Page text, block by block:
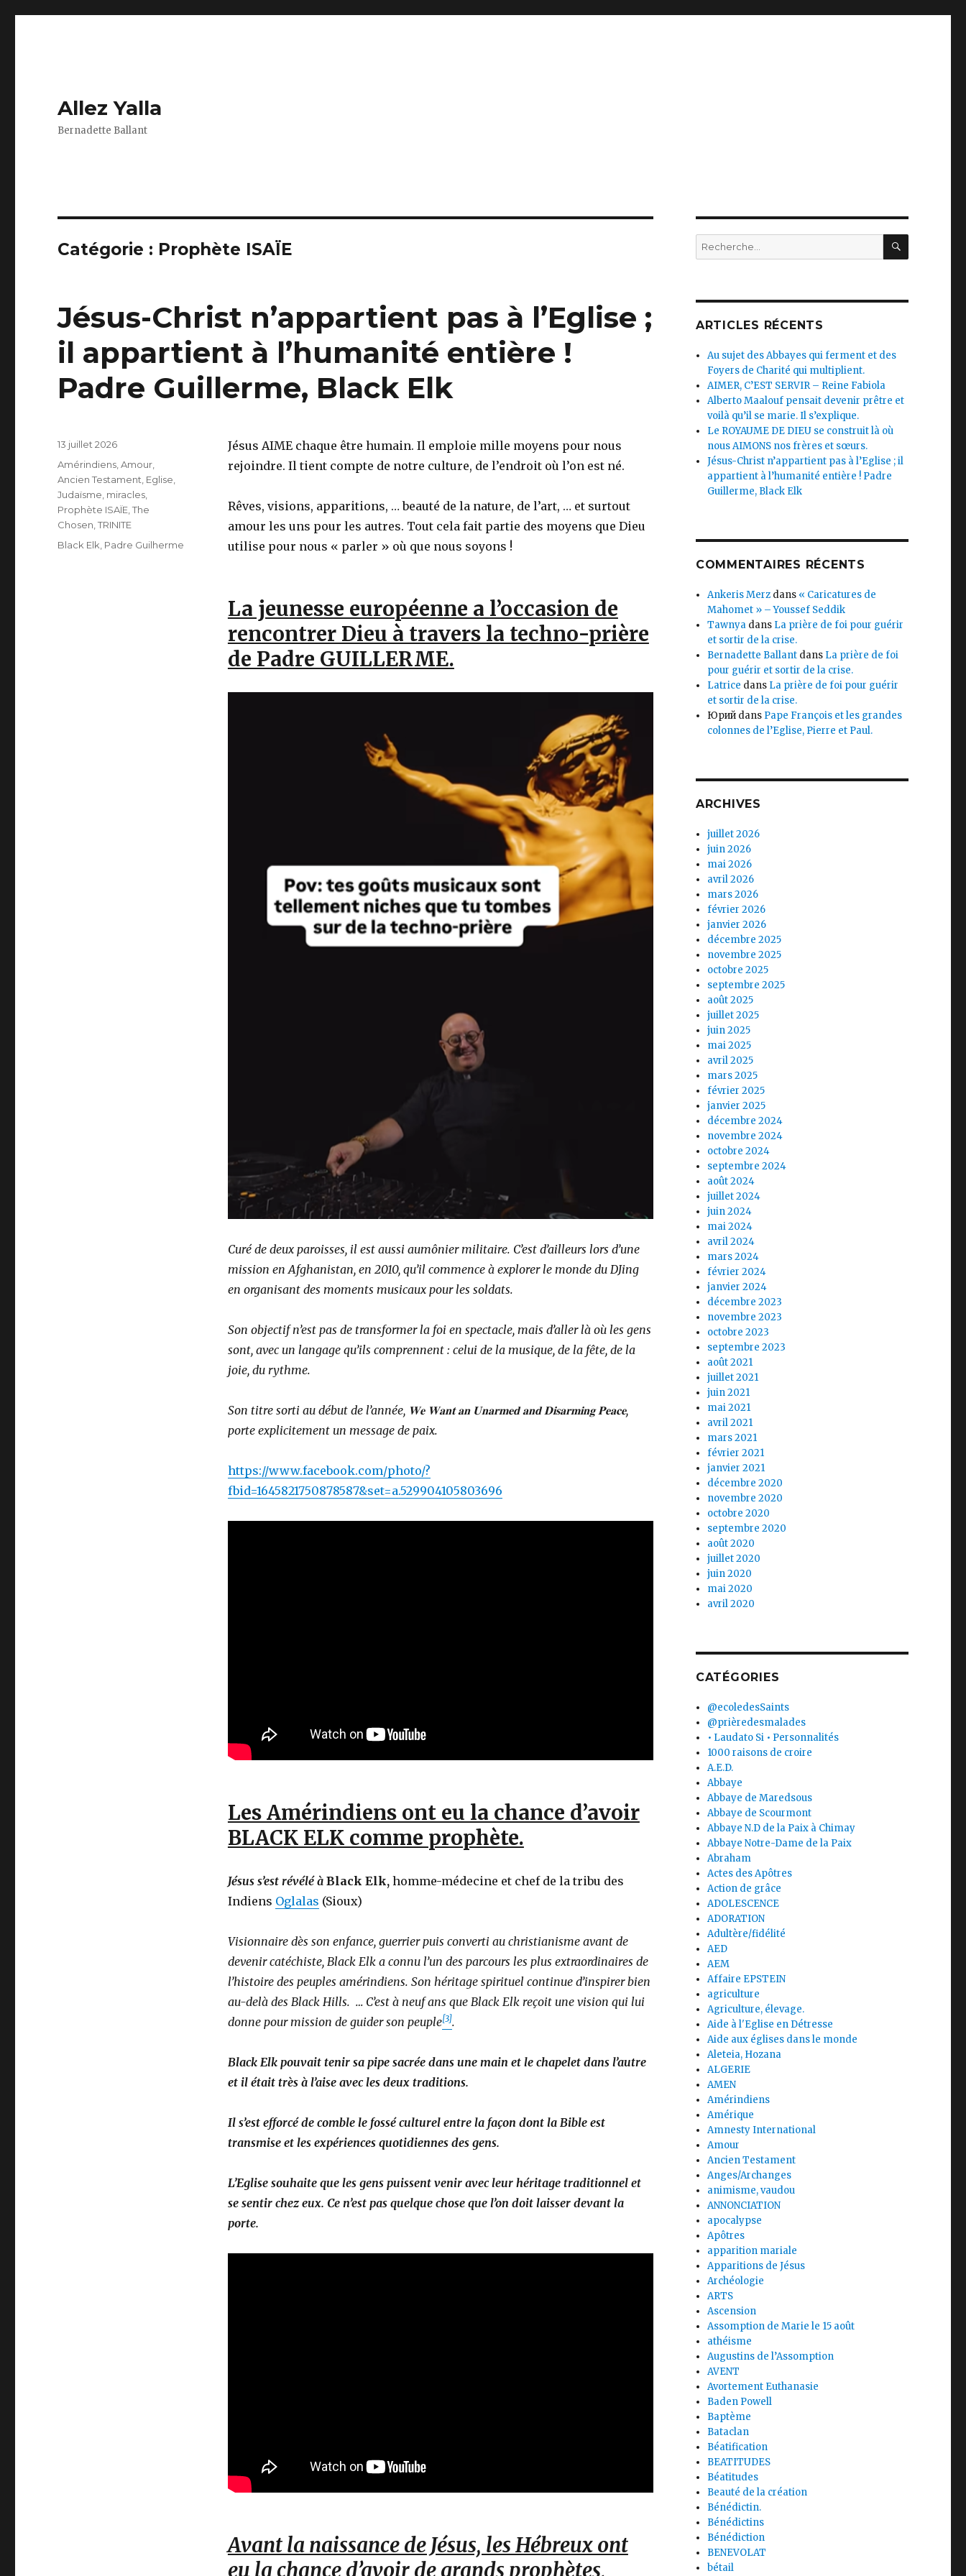
Allez Yalla
Bernadette Ballant
Catégorie : Prophète ISAÏE
Jésus-Christ n’appartient pas à l’Eglise ;
il appartient à l’humanité entière !
Padre Guillerme, Black Elk
Jésus AIME chaque être humain. Il emploie mille moyens pour nous
rejoindre. Il tient compte de notre culture, de l’endroit où l’on est né.
Rêves, visions, apparitions, … beauté de la nature, de l’art, … et surtout
amour les uns pour les autres. Tout cela fait partie des moyens que Dieu
utilise pour nous « parler » où que nous soyons !
La jeunesse européenne a l’occasion de
rencontrer Dieu à travers la techno-prière
de Padre GUILLERME.
Curé de deux paroisses, il est aussi aumônier militaire. C’est d’ailleurs lors d’une
mission en Afghanistan, en 2010, qu’il commence à explorer le monde du DJing
en organisant des moments musicaux pour les soldats.
Son objectif n’est pas de transformer la foi en spectacle, mais d’aller là où les gens
sont, avec un langage qu’ils comprennent : celui de la musique, de la fête, de la
joie, du rythme.
Son titre sorti au début de l’année, 𝐖𝐞 𝐖𝐚𝐧𝐭 𝐚𝐧 𝐔𝐧𝐚𝐫𝐦𝐞𝐝 𝐚𝐧𝐝 𝐃𝐢𝐬𝐚𝐫𝐦𝐢𝐧𝐠 𝐏𝐞𝐚𝐜𝐞,
porte explicitement un message de paix.
https://www.facebook.com/photo/?
fbid=1645821750878587&set=a.529904105803696
Les Amérindiens ont eu la chance d’avoir
BLACK ELK comme prophète.
Jésus s’est révélé à Black Elk, homme-médecine et chef de la tribu des
Indiens Oglalas (Sioux)
Visionnaire dès son enfance, guerrier puis converti au christianisme avant de
devenir catéchiste, Black Elk a connu l’un des parcours les plus extraordinaires de
l’histoire des peuples amérindiens. Son héritage spirituel continue d’inspirer bien
au-delà des Black Hills. …C’est à neuf ans que Black Elk reçoit une vision qui lui
donne pour mission de guider son peuple[3].
Black Elk pouvait tenir sa pipe sacrée dans une main et le chapelet dans l’autre
et il était très à l’aise avec les deux traditions.
Il s’est efforcé de comble le fossé culturel entre la façon dont la Bible est
transmise et les expériences quotidiennes des gens.
L’Eglise souhaite que les gens puissent venir avec leur héritage traditionnel et
se sentir chez eux. Ce n’est pas quelque chose que l’on doit laisser devant la
porte.
Avant la naissance de Jésus, les Hébreux ont
eu la chance d’avoir de grands prophètes,
Publié
13 juillet 2026
Catégories
Amérindiens ,Amour
Ancien Testament Eglise
Judaïsme miracles
Prophète ISAÏE ,The
Chosen ,TRINITE
Étiquettes
Black Elk Padre Guilherme
Recherche
pour
ARTICLES RÉCENTS
Au sujet des Abbayes qui ferment et des
Foyers de Charité qui multiplient.
AIMER, C’EST SERVIR – Reine Fabiola
Alberto Maalouf pensait devenir prêtre et
voilà qu’il se marie. Il s’explique.
Le ROYAUME DE DIEU se construit là où
nous AIMONS nos frères et sœurs.
Jésus-Christ n’appartient pas à l’Eglise ; il
appartient à l’humanité entière ! Padre
Guillerme, Black Elk
COMMENTAIRES RÉCENTS
Ankeris Merz dans « Caricatures de
Mahomet » – Youssef Seddik
Tawnya dans La prière de foi pour guérir
et sortir de la crise.
Bernadette Ballant dans La prière de foi
pour guérir et sortir de la crise.
Latrice dans La prière de foi pour guérir
et sortir de la crise.
Юрий dans Pape François et les grandes
colonnes de l’Eglise, Pierre et Paul.
ARCHIVES
juillet 2026
juin 2026
mai 2026
avril 2026
mars 2026
février 2026
janvier 2026
décembre 2025
novembre 2025
octobre 2025
septembre 2025
août 2025
juillet 2025
juin 2025
mai 2025
avril 2025
mars 2025
février 2025
janvier 2025
décembre 2024
novembre 2024
octobre 2024
septembre 2024
août 2024
juillet 2024
juin 2024
mai 2024
avril 2024
mars 2024
février 2024
janvier 2024
décembre 2023
novembre 2023
octobre 2023
septembre 2023
août 2021
juillet 2021
juin 2021
mai 2021
avril 2021
mars 2021
février 2021
janvier 2021
décembre 2020
novembre 2020
octobre 2020
septembre 2020
août 2020
juillet 2020
juin 2020
mai 2020
avril 2020
CATÉGORIES
@ecoledesSaints
@prièredesmalades
• Laudato Si • Personnalités
1000 raisons de croire
A.E.D.
Abbaye
Abbaye de Maredsous
Abbaye de Scourmont
Abbaye N.D de la Paix à Chimay
Abbaye Notre-Dame de la Paix
Abraham
Actes des Apôtres
Action de grâce
ADOLESCENCE
ADORATION
Adultère/fidélité
AED
AEM
Affaire EPSTEIN
agriculture
Agriculture, élevage.
Aide à l'Eglise en Détresse
Aide aux églises dans le monde
Aleteia, Hozana
ALGERIE
AMEN
Amérindiens
Amérique
Amnesty International
Amour
Ancien Testament
Anges/Archanges
animisme, vaudou
ANNONCIATION
apocalypse
Apôtres
apparition mariale
Apparitions de Jésus
Archéologie
ARTS
Ascension
Assomption de Marie le 15 août
athéisme
Augustins de l’Assomption
AVENT
Avortement Euthanasie
Baden Powell
Baptème
Bataclan
Béatification
BEATITUDES
Béatitudes
Beauté de la création
Bénédictin.
Bénédictins
Bénédiction
BENEVOLAT
bétail